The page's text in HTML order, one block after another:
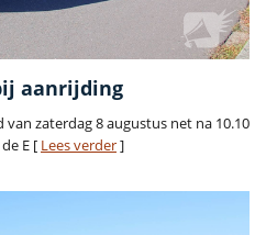
aanrijding
van zaterdag 8 augustus net na 10.10
E [ Lees verder]